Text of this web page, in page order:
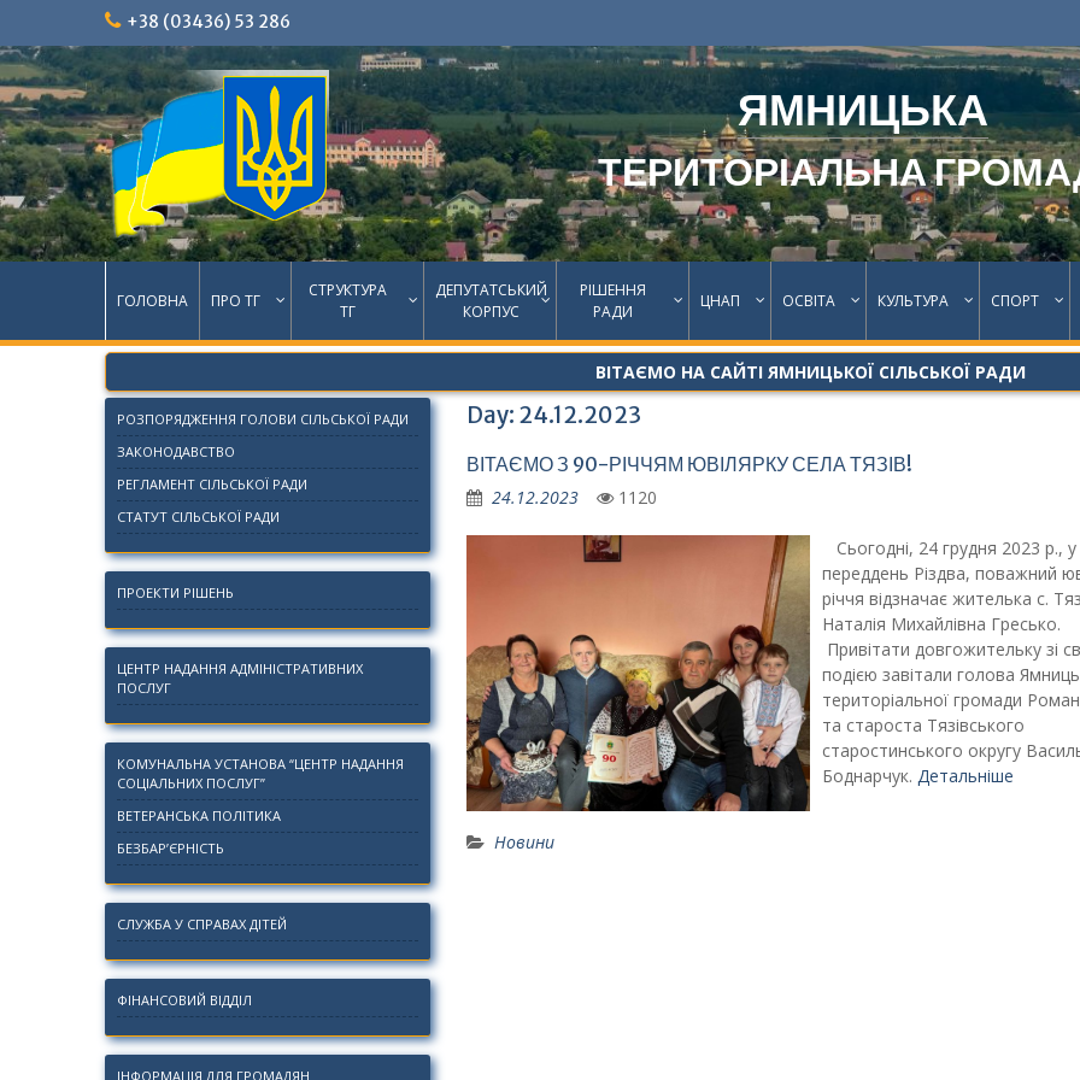
content
+38 (03436) 53 286
ЯМНИЦЬКА
ТЕРИТОРІАЛЬНА
ГОЛОВНА ПРО ТГ
СТРУКТУРА
ТГ
ДЕПУТАТСЬКИЙ
КОРПУС
РІШЕННЯ
РАДИ
ЦНАП ОСВІТА КУЛЬТУРА СПОРТ
ВІТАЄМО НА САЙТІ ЯМНИЦЬКОЇ СІЛЬСЬКОЇ РАДИ
Day: 24.12.2023
ВІТАЄМО З 90-РІЧЧЯМ ЮВІЛЯРКУ СЕЛА ТЯЗІВ!
24.12.2023 1120
Сьогодні, 24 грудня 2023 р., у
переддень Різдва, поважний
річчя відзначає жителька с.
Наталія Михайлівна Гресько.
Привітати довгожительку зі
подією завітали голова
територіальної громади
та староста Тязівського
старостинського округу
Боднарчук. Детальніше
Новини
РОЗПОРЯДЖЕННЯ ГОЛОВИ СІЛЬСЬКОЇ РАДИ
ЗАКОНОДАВСТВО
РЕГЛАМЕНТ СІЛЬСЬКОЇ РАДИ
СТАТУТ СІЛЬСЬКОЇ РАДИ
ПРОЕКТИ РІШЕНЬ
ЦЕНТР НАДАННЯ АДМІНІСТРАТИВНИХ
ПОСЛУГ
КОМУНАЛЬНА УСТАНОВА “ЦЕНТР НАДАННЯ
СОЦІАЛЬНИХ ПОСЛУГ”
ВЕТЕРАНСЬКА ПОЛІТИКА
БЕЗБАР’ЄРНІСТЬ
СЛУЖБА У СПРАВАХ ДІТЕЙ
ФІНАНСОВИЙ ВІДДІЛ
ІНФОРМАЦІЯ ДЛЯ ГРОМАДЯН